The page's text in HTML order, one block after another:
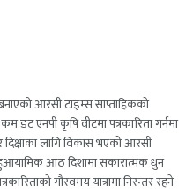
आरसी टाइम्स साप्ताहिकको
एनपी कृषि वीटमा पत्रकारिता गर्नमा
दिक्षाका लागि विकास भएको आरसी
आठ दिशामा सकारात्मक धुन
गौरवमय यात्रामा निरन्तर रहने